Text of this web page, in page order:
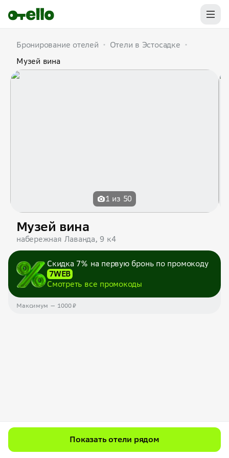
Бронирование отелей • Отели в Эстосадке •
Музей вина
1 из 50
Музей вина
набережная Лаванда, 9 к4
Скидка 7% на первую бронь по промокоду
7WEB
Смотреть все промокоды
Максимум — 1000 ₽
Фотографии гостей
Показать отели рядом